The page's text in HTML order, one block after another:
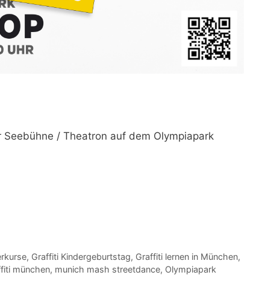
Seebühne / Theatron auf dem Olympiapark
, Graffiti Kindergeburtstag, Graffiti lernen in München,
münchen, munich mash streetdance, Olympiapark